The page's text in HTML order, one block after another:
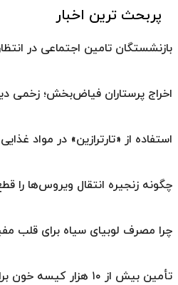
پربحث ترین اخبار
بازنشستگان تامین اجتماعی در
اخراج پرستاران فیاض‌بخش؛ زخمی
استفاده از «تارترازین» در مواد
چگونه زنجیره انتقال ویروس‌ها را
چرا مصرف لوبیای سیاه برای قلب
تأمین بیش از ۱۰ هزار کیسه خون برای سازمان انتقال خون